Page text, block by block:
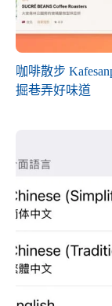
咖啡散步
掘巷弄好味道